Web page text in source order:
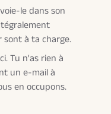
le dans son
sont à ta charge.
Tu n'as rien à
un e-mail à
en occupons.